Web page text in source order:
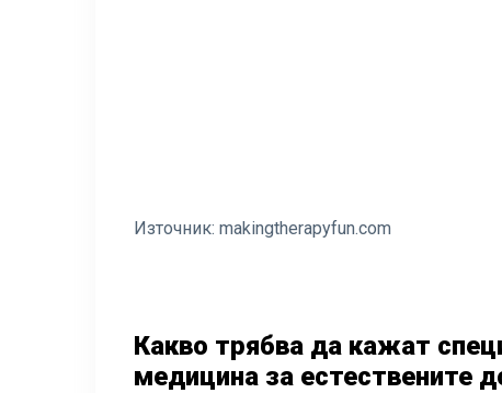
Източник: makingtherapyfun.com
Какво трябва да кажат
медицина за естествените